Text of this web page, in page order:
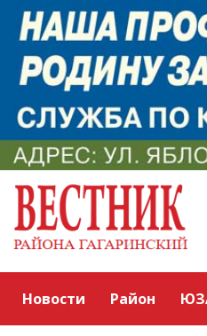
Новости Район